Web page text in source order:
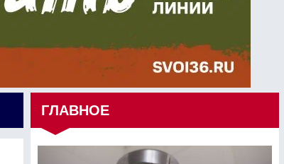
ГЛАВНОЕ